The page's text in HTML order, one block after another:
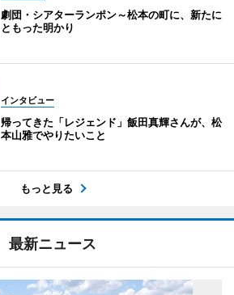
劇団・シアターランポン～松本の町に、新たに
ともった明かり
インタビュー
帰ってきた「レジェンド」飯田真輝さんが、松
本山雅でやりたいこと
もっと見る
最新ニュース